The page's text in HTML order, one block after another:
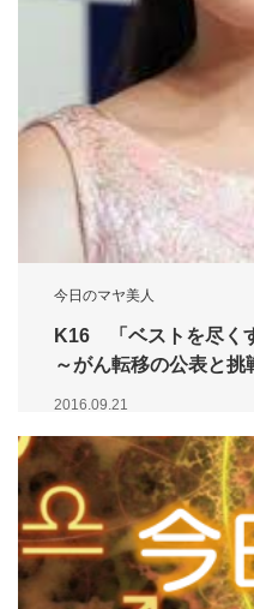
今日のマヤ美人
K16 「ベストを尽く
～がん転移の公表と
2016.09.21